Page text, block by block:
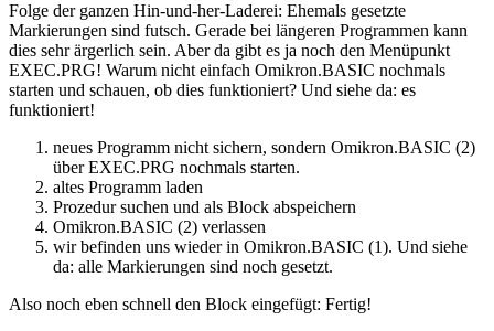
Folge der ganzen Hin-und-her-Laderei: Ehemals gesetzte
Markierungen sind futsch. Gerade bei längeren Programmen kann
dies sehr ärgerlich sein. Aber da gibt es ja noch den Menüpunkt
EXEC.PRG! Warum nicht einfach Omikron.BASIC nochmals
starten und schauen, ob dies funktioniert? Und siehe da: es
funktioniert!
neues Programm nicht sichern, sondern Omikron.BASIC (2)
über EXEC.PRG nochmals starten.
altes Programm laden
Prozedur suchen und als Block abspeichern
Omikron.BASIC (2) verlassen
wir befinden uns wieder in Omikron.BASIC (1). Und siehe
da: alle Markierungen sind noch gesetzt.
Also noch eben schnell den Block eingefügt: Fertig!